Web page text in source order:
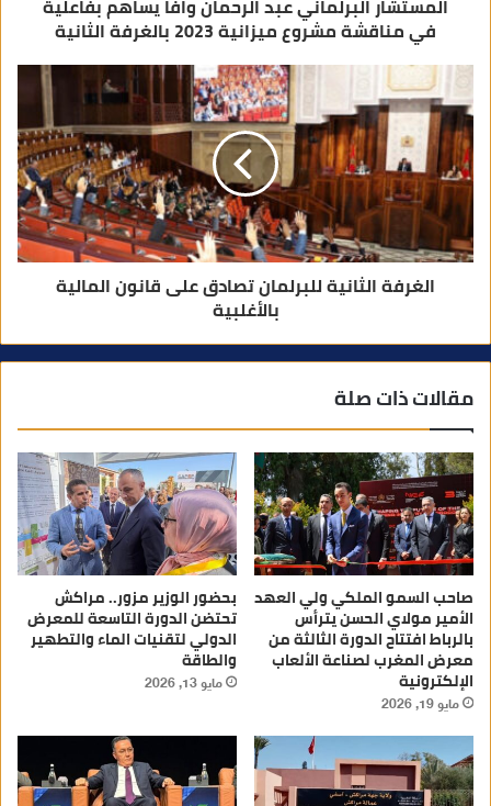
المستشار البرلماني عبد الرحمان وافا يساهم بفاعلية
في مناقشة مشروع ميزانية 2023 بالغرفة الثانية
الغرفة الثانية للبرلمان تصادق على قانون المالية
بالأغلبية
مقالات ذات صلة
صاحب السمو الملكي ولي العهد
الأمير مولاي الحسن يترأس
بالرباط افتتاح الدورة الثالثة من
معرض المغرب لصناعة الألعاب
الإلكترونية
مايو 19, 2026
بحضور الوزير مزور.. مراكش
تحتضن الدورة التاسعة للمعرض
الدولي لتقنيات الماء والتطهير
والطاقة
مايو 13, 2026